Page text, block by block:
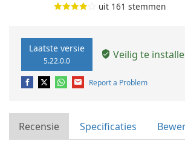
uit 161 stemmen
Laatste versie
5.22.0.0 Veilig te
Report a Problem
Recensie Specificaties